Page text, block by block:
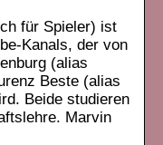
für Spieler) ist
Kanals, der von
(alias
Beste (alias
Beide studieren
Marvin